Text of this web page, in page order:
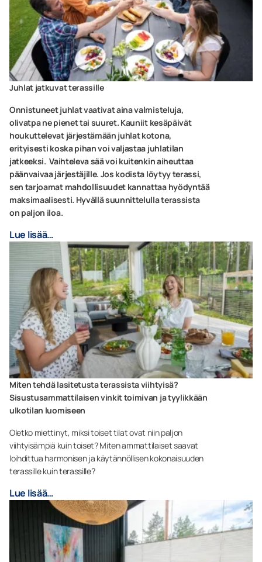
Juhlat jatkuvat terassille
Onnistuneet juhlat vaativat aina valmisteluja,
olivatpa ne pienet tai suuret. Kauniit kesäpäivät
houkuttelevat järjestämään juhlat kotona,
erityisesti koska pihan voi valjastaa juhlatilan
jatkeeksi. Vaihteleva sää voi kuitenkin aiheuttaa
päänvaivaa järjestäjille. Jos kodista löytyy terassi,
sen tarjoamat mahdollisuudet kannattaa hyödyntää
maksimaalisesti. Hyvällä suunnittelulla terassista
on paljon iloa.
Lue lisää…
Miten tehdä lasitetusta terassista viihtyisä?
Sisustusammattilaisen vinkit toimivan ja tyylikkään
ulkotilan luomiseen
Oletko miettinyt, miksi toiset tilat ovat niin paljon
viihtyisämpiä kuin toiset? Miten ammattilaiset saavat
loihdittua harmonisen ja käytännöllisen kokonaisuuden
terassille kuin terassille?
Lue lisää…